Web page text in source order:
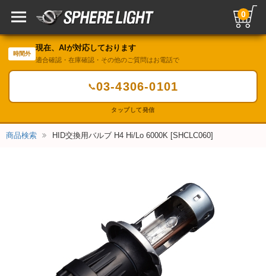
0
時間外
現在、AIが対応しております
適合確認・在庫確認・その他のご質問はお電話で
📞03-4306-0101
タップして発信
商品検索 HID交換用バルブ H4 Hi/Lo 6000K [SHCLC060]